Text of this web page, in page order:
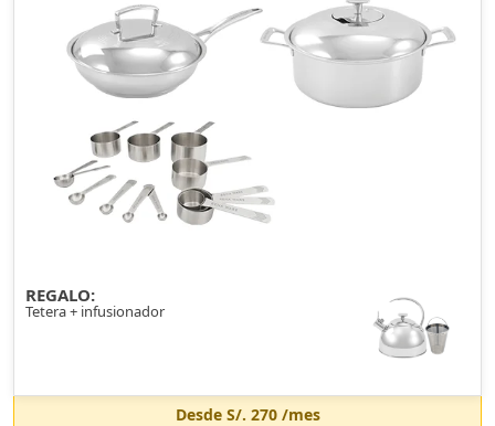
REGALO:
Tetera + infusionador
Desde S/. 270/mes